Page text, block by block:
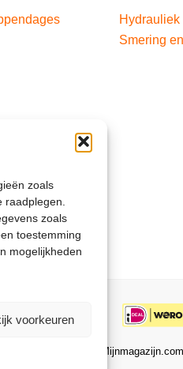
zoals
zoals
toestemming
mogelijkheden
voorkeuren
Hydrauliek
Smering